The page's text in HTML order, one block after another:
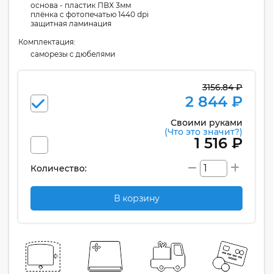
основа - пластик ПВХ 3мм
плёнка с фотопечатью 1440 dpi
защитная ламинация
Комплектация:
cаморезы с дюбелями
3156.84 ₽
2 844 ₽
Своими руками
(Что это значит?)
1 516 ₽
Количество:
В корзину